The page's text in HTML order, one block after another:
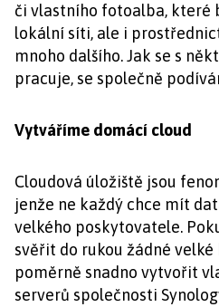
či vlastního fotoalba, které
lokální síti, ale i
mnoho dalšího. Jak se s
pracuje, se společně
Vytváříme domácí cloud
Cloudová úložiště jsou
jenže ne každý chce mít
velkého poskytovatele.
svěřit do rukou žádné
poměrně snadno vytvořit
serverů společnosti